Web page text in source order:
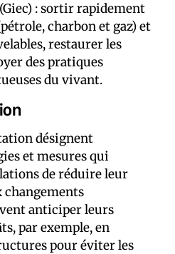
: sortir rapidement
charbon et gaz) et
restaurer les
des pratiques
du vivant.
désignent
et mesures qui
de réduire leur
anticiper leurs
par exemple, en
pour éviter les